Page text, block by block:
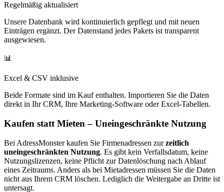
Regelmäßig aktualisiert
Unsere Datenbank wird kontinuierlich gepflegt und mit neuen
Einträgen ergänzt. Der Datenstand jedes Pakets ist transparent
ausgewiesen.
📊
Excel & CSV inklusive
Beide Formate sind im Kauf enthalten. Importieren Sie die Daten
direkt in Ihr CRM, Ihre Marketing-Software oder Excel-Tabellen.
Kaufen statt Mieten – Uneingeschränkte Nutzung
Bei AdressMonster kaufen Sie Firmenadressen zur zeitlich
uneingeschränkten Nutzung. Es gibt kein Verfallsdatum, keine
Nutzungslizenzen, keine Pflicht zur Datenlöschung nach Ablauf
eines Zeitraums. Anders als bei Mietadressen müssen Sie die Daten
nicht aus Ihrem CRM löschen. Lediglich die Weitergabe an Dritte ist
untersagt.